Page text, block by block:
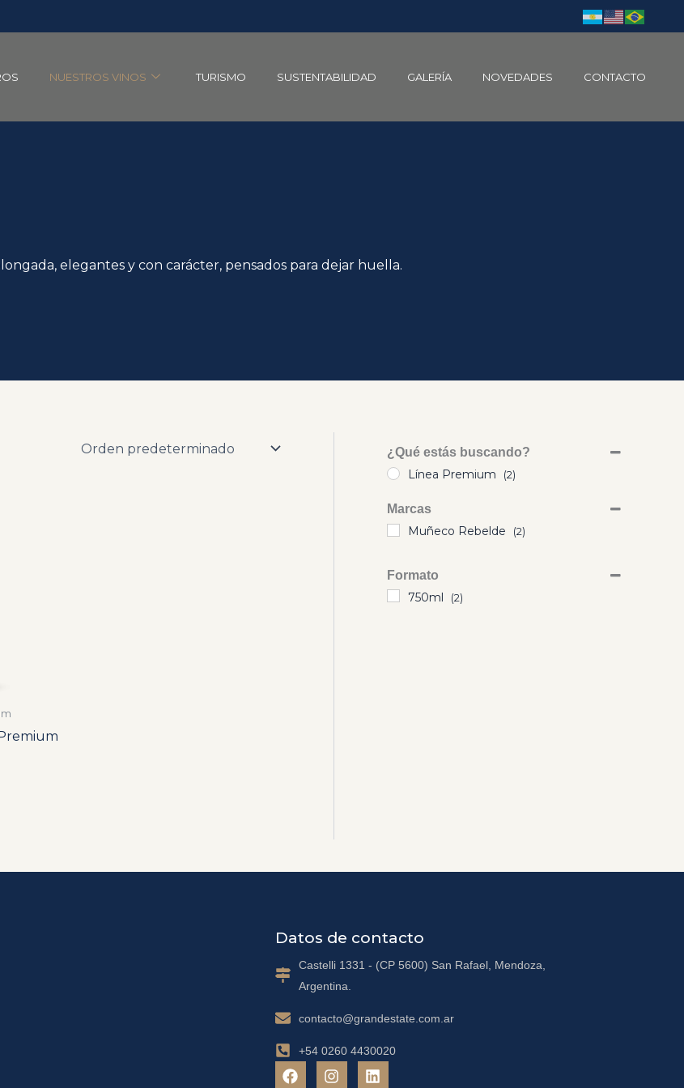
NUESTROS VINOS TURISMO SUSTENTABILIDAD GALERÍA NOVEDADES CONTACTO
elegantes y con carácter, pensados para dejar huella.
¿Qué estás buscando?
Línea Premium (2)
Marcas
Muñeco Rebelde (2)
Formato
750ml (2)
Datos de contacto
Castelli 1331 - (CP 5600) San Rafael, Mendoza,
Argentina.
contacto@grandestate.com.ar
+54 0260 4430020
F
a
I
n
L
i